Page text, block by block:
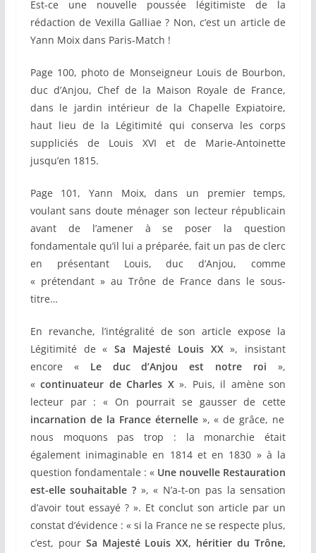
Est-ce une nouvelle poussée légitimiste de la
rédaction de Vexilla Galliae ? Non, c’est un article de
Yann Moix dans Paris-Match !
Page 100, photo de Monseigneur Louis de Bourbon,
duc d’Anjou, Chef de la Maison Royale de France,
dans le jardin intérieur de la Chapelle Expiatoire,
haut lieu de la Légitimité qui conserva les corps
suppliciés de Louis XVI et de Marie-Antoinette
jusqu’en 1815.
Page 101, Yann Moix, dans un premier temps,
voulant sans doute ménager son lecteur républicain
avant de l’amener à se poser la question
fondamentale qu’il lui a préparée, fait un pas de clerc
en présentant Louis, duc d’Anjou, comme
« prétendant » au Trône de France dans le sous-
titre…
En revanche, l’intégralité de son article expose la
Légitimité de «Sa Majesté Louis XX», insistant
encore « Le duc d’Anjou est notre roi »,
«continuateur de Charles X». Puis, il amène son
lecteur par : « On pourrait se gausser de cette
incarnation de la France éternelle », « de grâce, ne
nous moquons pas trop : la monarchie était
également inimaginable en 1814 et en 1830 » à la
question fondamentale : « Une nouvelle Restauration
est-elle souhaitable ? », « N’a-t-on pas la sensation
d’avoir tout essayé ? ». Et conclut son article par un
constat d’évidence : « si la France ne se respecte plus,
c’est, pour Sa Majesté Louis XX, héritier du Trône,